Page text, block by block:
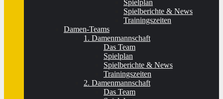
Spielplan
Spielberichte & News
Trainingszeiten
Damen-Teams
1. Damenmannschaft
Das Team
Spielplan
Spielberichte & News
Trainingszeiten
2. Damenmannschaft
Das Team